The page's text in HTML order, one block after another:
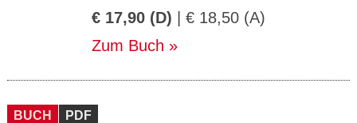
€ 17,90 (D) | € 18,50 (A)
Zum Buch
BUCH PDF